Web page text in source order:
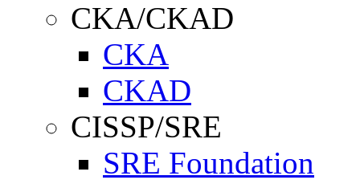
CKA/CKAD
CKA
CKAD
CISSP/SRE
SRE Foundation